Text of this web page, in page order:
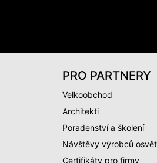
PRO PARTNERY
Velkoobchod
Architekti
Poradenství a školení
Návštěvy výrobců
Certifikáty pro firmy